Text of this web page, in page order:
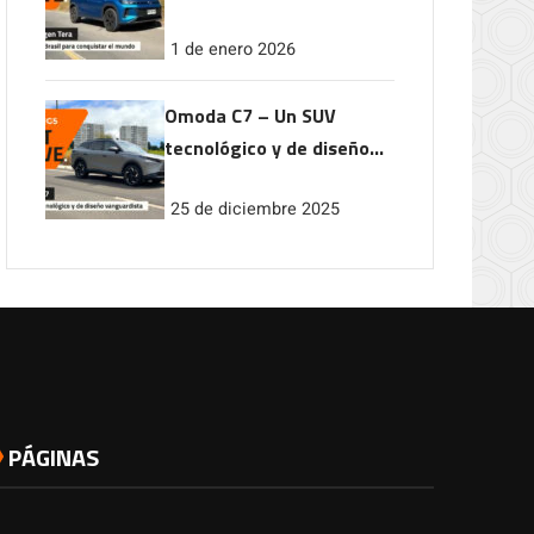
1 de enero 2026
Omoda C7 – Un SUV
tecnológico y de diseño
25 de diciembre 2025
PÁGINAS